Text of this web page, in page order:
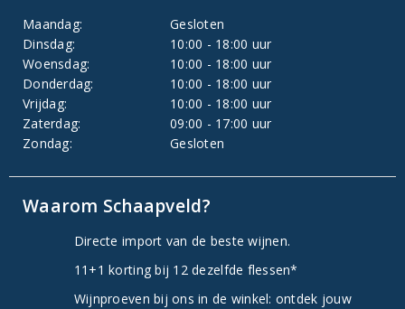
Maandag:
Gesloten
Dinsdag:
10:00 - 18:00 uur
Woensdag:
10:00 - 18:00 uur
Donderdag:
10:00 - 18:00 uur
Vrijdag:
10:00 - 18:00 uur
Zaterdag:
09:00 - 17:00 uur
Zondag:
Gesloten
Waarom Schaapveld?
Directe import van de beste wijnen.
11+1 korting bij 12 dezelfde flessen*
Wijnproeven bij ons in de winkel: ontdek jouw